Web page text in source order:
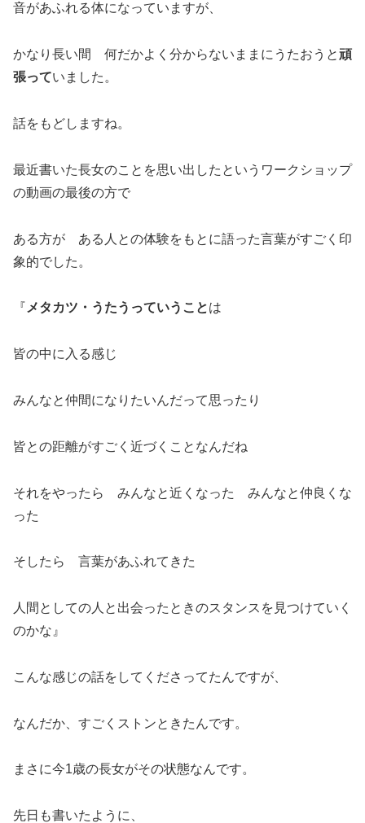
音があふれる体になっていますが、
かなり長い間 何だかよく分からないままにうたおうと頑
張っていました。
話をもどしますね。
最近書いた長女のことを思い出したというワークショップ
の動画の最後の方で
ある方が ある人との体験をもとに語った言葉がすごく印
象的でした。
『 メタカツ・うたうっていうことは
皆の中に入る感じ
みんなと仲間になりたいんだって思ったり
皆との距離がすごく近づくことなんだね
それをやったら みんなと近くなった みんなと仲良くな
った
そしたら 言葉があふれてきた
人間としての人と出会ったときのスタンスを見つけていく
のかな』
こんな感じの話をしてくださってたんですが、
なんだか、すごくストンときたんです。
まさに今1歳の長女がその状態なんです。
先日も書いたように、